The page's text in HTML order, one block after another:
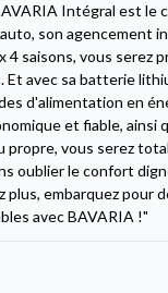
Intégral est le
son agencement
4 saisons, vous serez
Et avec sa batterie
d'alimentation en
et fiable, ainsi
propre, vous serez
oublier le confort
plus, embarquez pour
avec BAVARIA !"